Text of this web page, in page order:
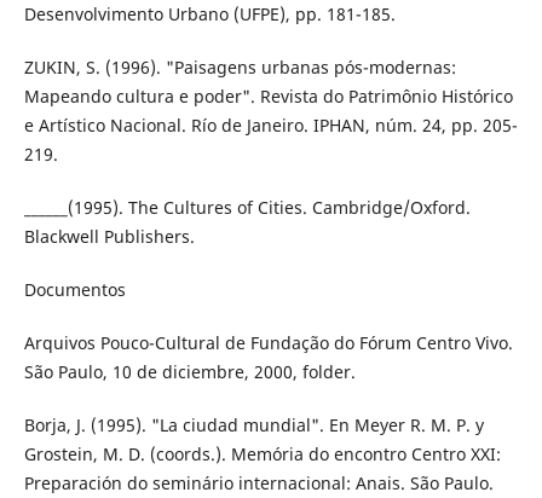
Desenvolvimento Urbano (UFPE), pp. 181-185.
ZUKIN, S. (1996). "Paisagens urbanas pós-modernas:
Mapeando cultura e poder". Revista do Patrimônio Histórico
e Artístico Nacional. Río de Janeiro. IPHAN, núm. 24, pp. 205-
219.
______(1995). The Cultures of Cities. Cambridge/Oxford.
Blackwell Publishers.
Documentos
Arquivos Pouco-Cultural de Fundação do Fórum Centro Vivo.
São Paulo, 10 de diciembre, 2000, folder.
Borja, J. (1995). "La ciudad mundial". En Meyer R. M. P. y
Grostein, M. D. (coords.). Memória do encontro Centro XXI:
Preparación do seminário internacional: Anais. São Paulo.